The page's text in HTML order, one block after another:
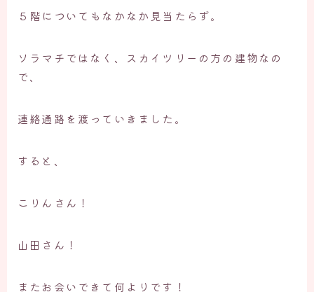
５階についてもなかなか見当たらず。
ソラマチではなく、スカイツリーの方の建物なの
で、
連絡通路を渡っていきました。
すると、
こりんさん！
山田さん！
またお会いできて何よりです！